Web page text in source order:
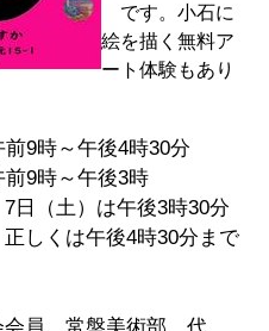
です。小石に
絵を描く無料ア
ート体験もあり
9時～午後4時30分
～午後3時
土）は午後3時30分
しくは午後4時30分まで